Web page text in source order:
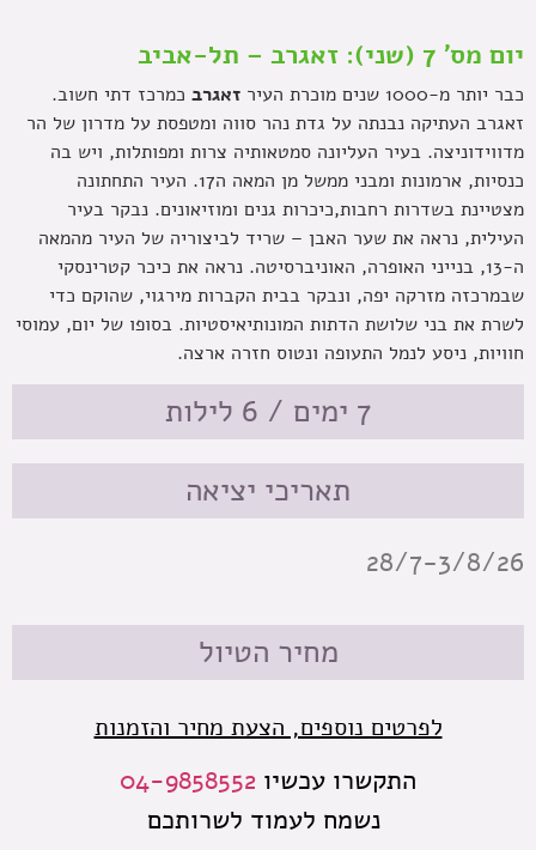
7 ימים / 6 לילות
תאריכי יציאה
28/7-3/8/26
מחיר הטיול
לפרטים נוספים, הצעת מחיר והזמנות
התקשרו עכשיו 04-9858552
נשמח לעמוד לשרותכם
יום מס' 7 (שני): זאגרב – תל-אביב
כבר יותר מ-1000 שנים מוכרת העיר זאגרב כמרכז דתי חשוב.
זאגרב העתיקה נבנתה על גדת נהר סווה ומטפסת על מדרון של הר
מדווידוניצה. בעיר העליונה סמטאותיה צרות ומפותלות, ויש בה
כנסיות, ארמונות ומבני ממשל מן המאה ה17. העיר התחתונה
מצטיינת בשדרות רחבות,כיכרות גנים ומוזיאונים. נבקר בעיר
העילית, נראה את שער האבן – שריד לביצוריה של העיר מהמאה
ה-13, בנייני האופרה, האוניברסיטה. נראה את כיכר קטרינסקי
שבמרכזה מזרקה יפה, ונבקר בבית הקברות מירגוי, שהוקם כדי
לשרת את בני שלושת הדתות המונותיאיסטיות. בסופו של יום, עמוסי
חוויות, ניסע לנמל התעופה ונטוס חזרה ארצה.